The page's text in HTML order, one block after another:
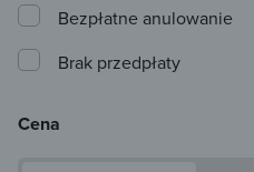
Bezpłatne anulowanie
Brak przedpłaty
Cena